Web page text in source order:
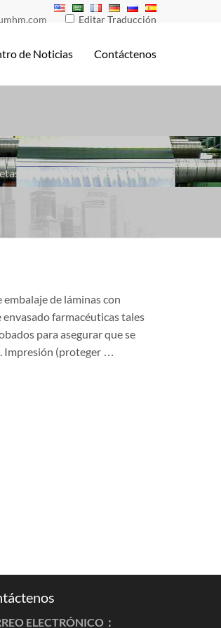
Editar Traducción
de Noticias Contáctenos
lámina de embalaje de tiras
de láminas con
farmacéuticas tales
para asegurar que se
Impresión (proteger …
ELECTRÓNICO：